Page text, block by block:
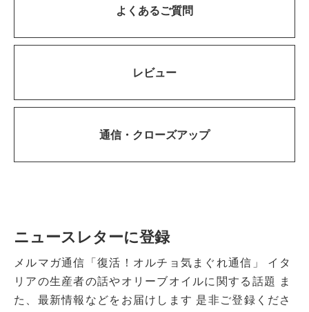
よくあるご質問
レビュー
通信・ クローズアップ
ニュースレターに登録
メルマガ通信「復活！オルチョ気まぐれ通信」
イタ
リアの生産者の話やオリーブオイルに関する話題
ま
た、最新情報などをお届けします 是非ご登録くださ